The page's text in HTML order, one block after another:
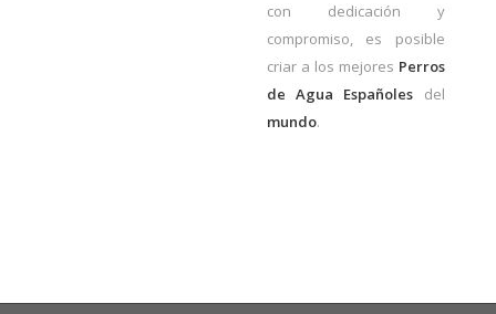
con dedicación y
compromiso, es posible
criar a los mejores Perros
de Agua Españoles del
mundo.